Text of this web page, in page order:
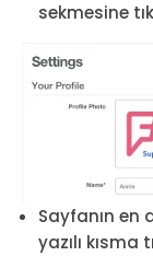
sekmesine
Sayfanın en
yazılı kısma